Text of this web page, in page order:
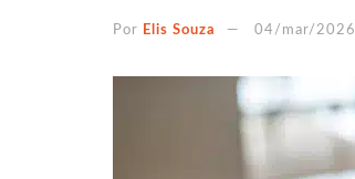
Por Elis Souza 04/mar/2026